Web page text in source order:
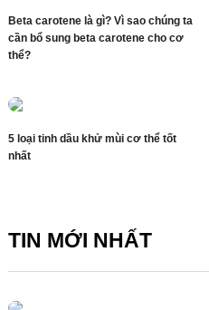
Beta carotene là gì? Vì sao chúng ta
cần bổ sung beta carotene cho cơ
thể?
5 loại tinh dầu khử mùi cơ thể tốt
nhất
TIN MỚI NHẤT